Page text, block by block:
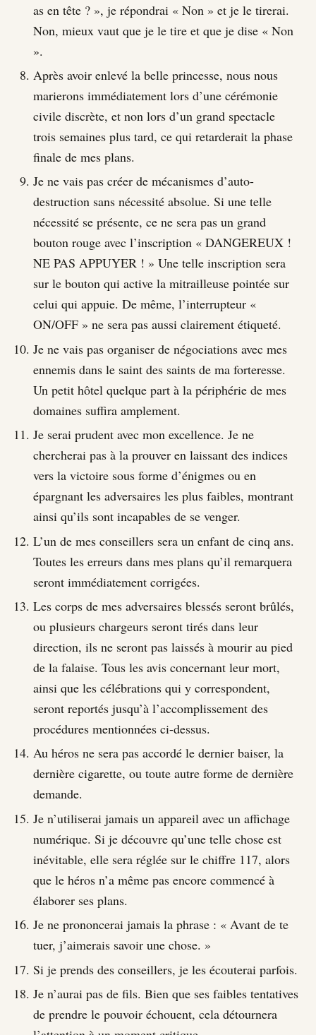
as en tête ? », je répondrai « Non » et je le tirerai.
Non, mieux vaut que je le tire et que je dise « Non
».
Après avoir enlevé la belle princesse, nous nous
marierons immédiatement lors d’une cérémonie
civile discrète, et non lors d’un grand spectacle
trois semaines plus tard, ce qui retarderait la phase
finale de mes plans.
Je ne vais pas créer de mécanismes d’auto-
destruction sans nécessité absolue. Si une telle
nécessité se présente, ce ne sera pas un grand
bouton rouge avec l’inscription « DANGEREUX !
NE PAS APPUYER ! » Une telle inscription sera
sur le bouton qui active la mitrailleuse pointée sur
celui qui appuie. De même, l’interrupteur «
ON/OFF » ne sera pas aussi clairement étiqueté.
Je ne vais pas organiser de négociations avec mes
ennemis dans le saint des saints de ma forteresse.
Un petit hôtel quelque part à la périphérie de mes
domaines suffira amplement.
Je serai prudent avec mon excellence. Je ne
chercherai pas à la prouver en laissant des indices
vers la victoire sous forme d’énigmes ou en
épargnant les adversaires les plus faibles, montrant
ainsi qu’ils sont incapables de se venger.
L’un de mes conseillers sera un enfant de cinq ans.
Toutes les erreurs dans mes plans qu’il remarquera
seront immédiatement corrigées.
Les corps de mes adversaires blessés seront brûlés,
ou plusieurs chargeurs seront tirés dans leur
direction, ils ne seront pas laissés à mourir au pied
de la falaise. Tous les avis concernant leur mort,
ainsi que les célébrations qui y correspondent,
seront reportés jusqu’à l’accomplissement des
procédures mentionnées ci-dessus.
Au héros ne sera pas accordé le dernier baiser, la
dernière cigarette, ou toute autre forme de dernière
demande.
Je n’utiliserai jamais un appareil avec un affichage
numérique. Si je découvre qu’une telle chose est
inévitable, elle sera réglée sur le chiffre 117, alors
que le héros n’a même pas encore commencé à
élaborer ses plans.
Je ne prononcerai jamais la phrase : « Avant de te
tuer, j’aimerais savoir une chose. »
Si je prends des conseillers, je les écouterai parfois.
Je n’aurai pas de fils. Bien que ses faibles tentatives
de prendre le pouvoir échouent, cela détournera